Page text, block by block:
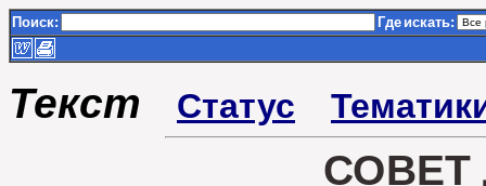
Поиск: Где искать:
Текст Статус
СОВЕТ